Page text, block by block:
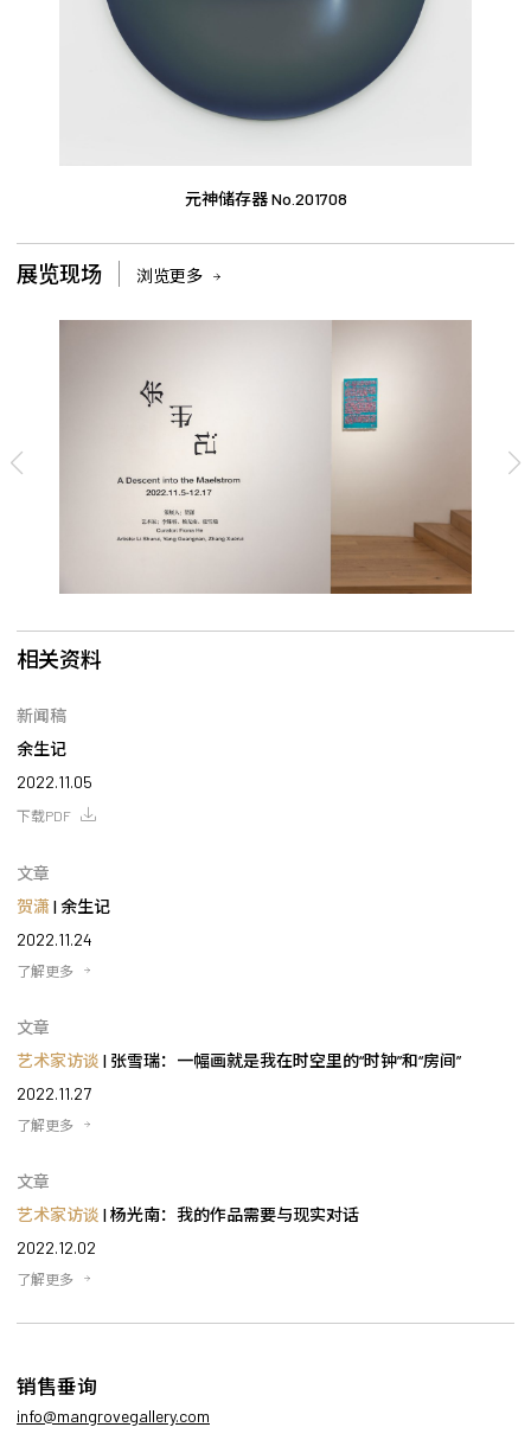
元神储存器 No.201708
展览现场 浏览更多
相关资料
新闻稿
余生记
2022.11.05
下载PDF
文章
贺潇 | 余生记
2022.11.24
了解更多
文章
艺术家访谈 | 张雪瑞：一幅画就是我在时空里的“时钟”和“房间”
2022.11.27
了解更多
文章
艺术家访谈 | 杨光南：我的作品需要与现实对话
2022.12.02
了解更多
销售垂询
info@mangrovegallery.com